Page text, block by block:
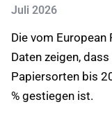
Juli 2026
Die vom European
Daten zeigen,
Papiersorten bis
% gestiegen ist.